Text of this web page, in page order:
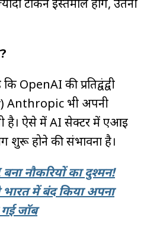
OpenAI की प्रतिद्वंद्वी
Anthropic भी अपनी
है। ऐसे में AI सेक्टर में एआई
शुरू होने की संभावना है।
नौकरियों का दुश्मन!
में बंद किया अपना
जॉब